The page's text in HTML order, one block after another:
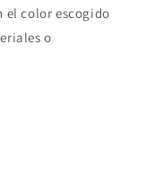
el color escogido
o